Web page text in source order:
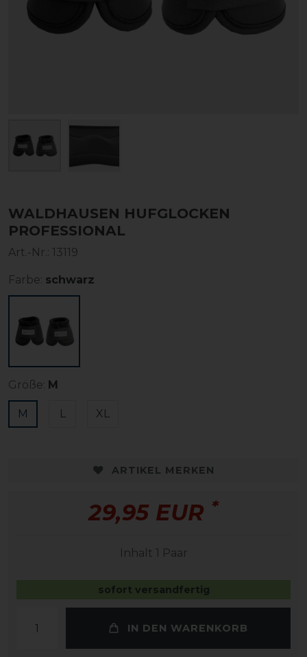
WALDHAUSEN HUFGLOCKEN
PROFESSIONAL
Art.-Nr.: 13119
Farbe: schwarz
Größe: M
M L XL
ARTIKEL MERKEN
29,95 EUR *
Inhalt 1 Paar
sofort versandfertig
IN DEN WARENKORB